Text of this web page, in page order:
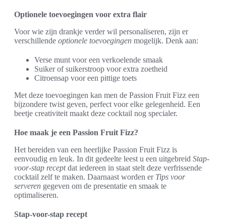
Optionele toevoegingen voor extra flair
Voor wie zijn drankje verder wil personaliseren, zijn er
verschillende optionele toevoegingen mogelijk. Denk aan:
Verse munt voor een verkoelende smaak
Suiker of suikerstroop voor extra zoetheid
Citroensap voor een pittige toets
Met deze toevoegingen kan men de Passion Fruit Fizz een
bijzondere twist geven, perfect voor elke gelegenheid. Een
beetje creativiteit maakt deze cocktail nog specialer.
Hoe maak je een Passion Fruit Fizz?
Het bereiden van een heerlijke Passion Fruit Fizz is
eenvoudig en leuk. In dit gedeelte leest u een uitgebreid Stap-
voor-stap receptdat iedereen in staat stelt deze verfrissende
cocktail zelf te maken. Daarnaast worden er Tips voor
serveren gegeven om de presentatie en smaak te
optimaliseren.
Stap-voor-stap recept